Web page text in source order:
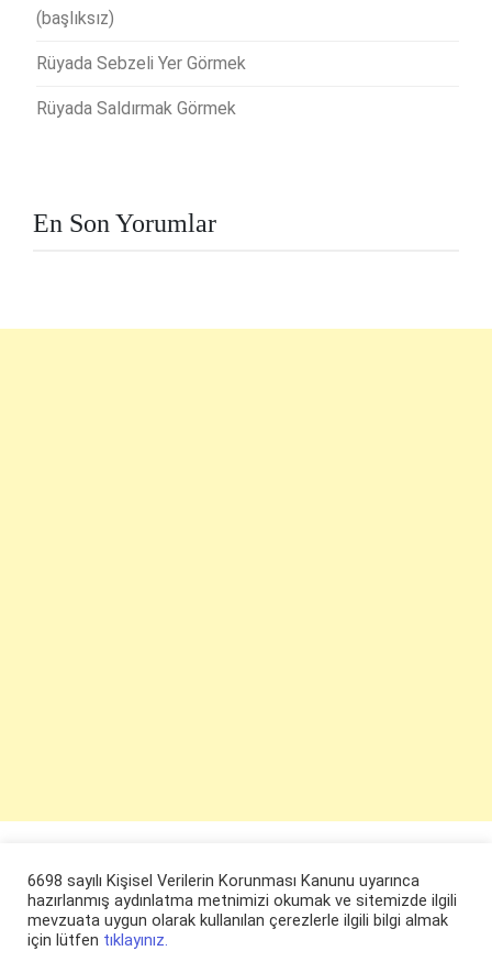
(başlıksız)
Rüyada Sebzeli Yer Görmek
Rüyada Saldırmak Görmek
En Son Yorumlar
6698 sayılı Kişisel Verilerin Korunması Kanunu uyarınca
hazırlanmış aydınlatma metnimizi okumak ve sitemizde ilgili
mevzuata uygun olarak kullanılan çerezlerle ilgili bilgi almak
için lütfen tıklayınız.